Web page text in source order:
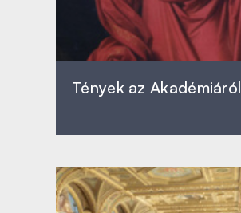
Tények az Akadémiáról